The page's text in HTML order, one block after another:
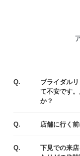
Q.
ブライダル
て不安です
か？
Q.
店舗に行く
Q.
下見での来